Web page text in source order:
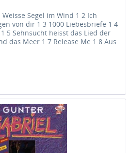
Segel im Wind 1 2 Ich
von dir 1 3 1000 Liebesbriefe 1 4
5 Sehnsucht heisst das Lied der
das Meer 1 7 Release Me 1 8 Aus